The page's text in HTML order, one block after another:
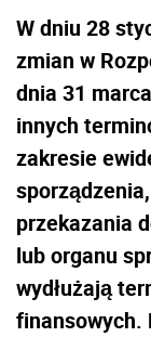
W dniu 28
zmian w
dnia 31
innych
zakresie
przekazania
lub organu
wydłużają
finansowych.